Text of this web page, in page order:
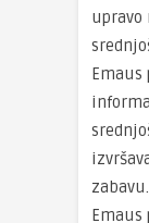
upravo
Emaus